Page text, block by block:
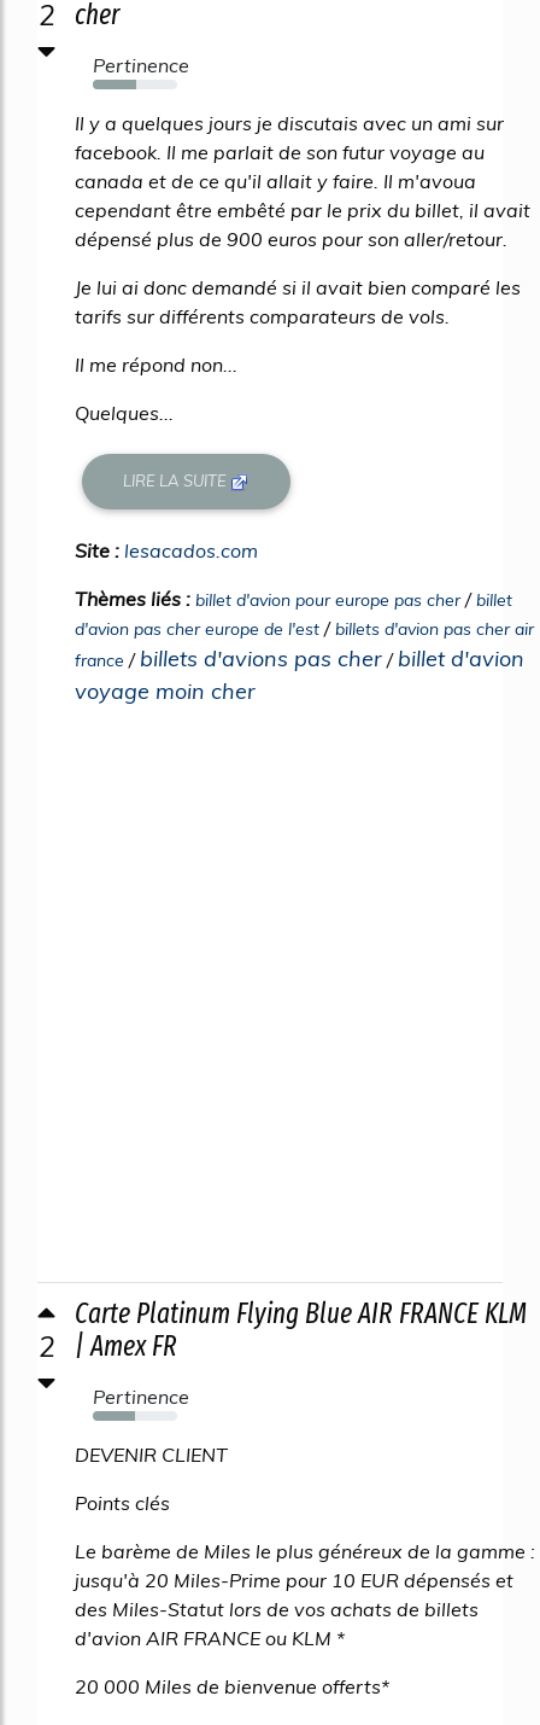
2
cher
Pertinence
51%
Il y a quelques jours je discutais avec un ami sur
facebook. Il me parlait de son futur voyage au
canada et de ce qu'il allait y faire. Il m'avoua
cependant être embêté par le prix du billet, il avait
dépensé plus de 900 euros pour son aller/retour.
Je lui ai donc demandé si il avait bien comparé les
tarifs sur différents comparateurs de vols.
Il me répond non...
Quelques...
LIRE LA SUITE
Site : lesacados.com
Thèmes liés : billet d'avion pour europe pas cher/billet
d'avion pas cher europe de l'est /billets d'avion pas cher air
france / billets d'avions pas cher / billet d'avion
voyage moin cher
2
Carte Platinum Flying Blue AIR FRANCE KLM
| Amex FR
Pertinence
50%
DEVENIR CLIENT
Points clés
Le barème de Miles le plus généreux de la gamme :
jusqu'à 20 Miles-Prime pour 10 EUR dépensés et
des Miles-Statut lors de vos achats de billets
d'avion AIR FRANCE ou KLM *
20 000 Miles de bienvenue offerts*